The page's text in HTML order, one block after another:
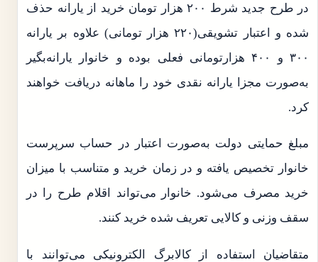
در طرح جدید شرط ۲۰۰ هزار تومان خرید از یارانه حذف
شده و اعتبار تشویقی(۲۲۰ هزار تومانی) علاوه بر یارانه
۳۰۰ و ۴۰۰ هزارتومانی فعلی بوده و خانوار یارانه‌بگیر
به‌صورت مجزا یارانه نقدی خود را ماهانه دریافت خواهند
کرد.
مبلغ حمایتی دولت به‌صورت اعتبار در حساب سرپرست
خانوار تخصیص یافته و در زمان خرید و متناسب با میزان
خرید مصرف می‌شود. خانوار می‌تواند اقلام طرح را در
سقف وزنی و کالایی تعریف شده خرید کنند.
متقاضیان استفاده از کالابرگ الکترونیکی می‌توانند با